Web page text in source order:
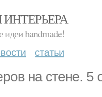
идеи handmade!
статьи
на стене.